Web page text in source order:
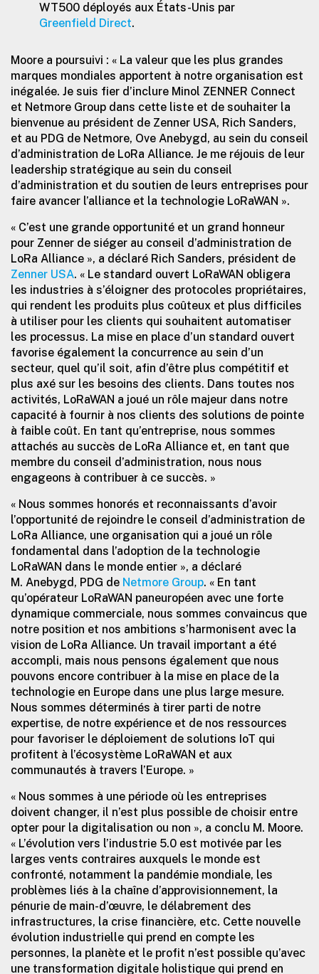
WT500 déployés aux États-Unis par
Greenfield Direct.
Moore a poursuivi : « La valeur que les plus grandes
marques mondiales apportent à notre organisation est
inégalée. Je suis fier d’inclure Minol ZENNER Connect
et Netmore Group dans cette liste et de souhaiter la
bienvenue au président de Zenner USA, Rich Sanders,
et au PDG de Netmore, Ove Anebygd, au sein du conseil
d’administration de LoRa Alliance. Je me réjouis de leur
leadership stratégique au sein du conseil
d’administration et du soutien de leurs entreprises pour
faire avancer l’alliance et la technologie LoRaWAN ».
« C’est une grande opportunité et un grand honneur
pour Zenner de siéger au conseil d’administration de
LoRa Alliance », a déclaré Rich Sanders, président de
Zenner USA. « Le standard ouvert LoRaWAN obligera
les industries à s’éloigner des protocoles propriétaires,
qui rendent les produits plus coûteux et plus difficiles
à utiliser pour les clients qui souhaitent automatiser
les processus. La mise en place d’un standard ouvert
favorise également la concurrence au sein d’un
secteur, quel qu’il soit, afin d’être plus compétitif et
plus axé sur les besoins des clients. Dans toutes nos
activités, LoRaWAN a joué un rôle majeur dans notre
capacité à fournir à nos clients des solutions de pointe
à faible coût. En tant qu’entreprise, nous sommes
attachés au succès de LoRa Alliance et, en tant que
membre du conseil d’administration, nous nous
engageons à contribuer à ce succès. »
« Nous sommes honorés et reconnaissants d’avoir
l’opportunité de rejoindre le conseil d’administration de
LoRa Alliance, une organisation qui a joué un rôle
fondamental dans l’adoption de la technologie
LoRaWAN dans le monde entier », a déclaré
M. Anebygd, PDG de Netmore Group. « En tant
qu’opérateur LoRaWAN paneuropéen avec une forte
dynamique commerciale, nous sommes convaincus que
notre position et nos ambitions s’harmonisent avec la
vision de LoRa Alliance. Un travail important a été
accompli, mais nous pensons également que nous
pouvons encore contribuer à la mise en place de la
technologie en Europe dans une plus large mesure.
Nous sommes déterminés à tirer parti de notre
expertise, de notre expérience et de nos ressources
pour favoriser le déploiement de solutions IoT qui
profitent à l’écosystème LoRaWAN et aux
communautés à travers l’Europe. »
« Nous sommes à une période où les entreprises
doivent changer, il n’est plus possible de choisir entre
opter pour la digitalisation ou non », a conclu M. Moore.
« L’évolution vers l’industrie 5.0 est motivée par les
larges vents contraires auxquels le monde est
confronté, notamment la pandémie mondiale, les
problèmes liés à la chaîne d’approvisionnement, la
pénurie de main-d’œuvre, le délabrement des
infrastructures, la crise financière, etc. Cette nouvelle
évolution industrielle qui prend en compte les
personnes, la planète et le profit n’est possible qu’avec
une transformation digitale holistique qui prend en